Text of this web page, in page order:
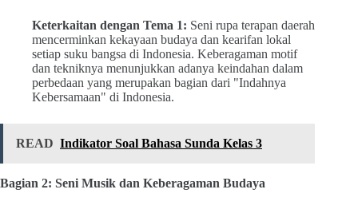
Keterkaitan dengan Tema 1: Seni rupa terapan daerah
mencerminkan kekayaan budaya dan kearifan lokal
setiap suku bangsa di Indonesia. Keberagaman motif
dan tekniknya menunjukkan adanya keindahan dalam
perbedaan yang merupakan bagian dari "Indahnya
Kebersamaan" di Indonesia.
READ Indikator Soal Bahasa Sunda Kelas 3
Bagian 2: Seni Musik dan Keberagaman Budaya